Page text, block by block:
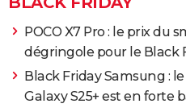
POCO X7 Pro : le prix du
dégringole pour le Black
Black Friday Samsung :
Galaxy S25+ est en forte